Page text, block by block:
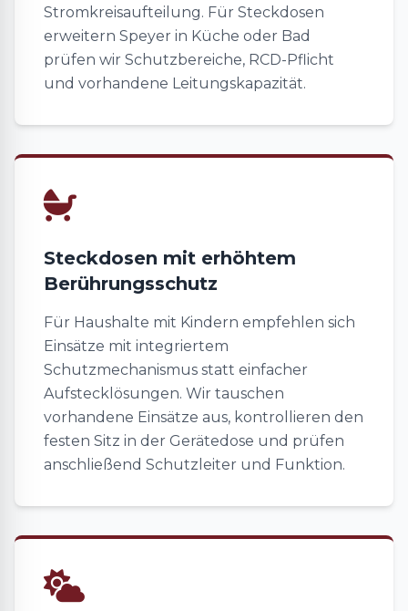
Stromkreisaufteilung. Für Steckdosen
erweitern Speyer in Küche oder Bad
prüfen wir Schutzbereiche, RCD-Pflicht
und vorhandene Leitungskapazität.
Steckdosen mit erhöhtem
Berührungsschutz
Für Haushalte mit Kindern empfehlen sich
Einsätze mit integriertem
Schutzmechanismus statt einfacher
Aufstecklösungen. Wir tauschen
vorhandene Einsätze aus, kontrollieren den
festen Sitz in der Gerätedose und prüfen
anschließend Schutzleiter und Funktion.